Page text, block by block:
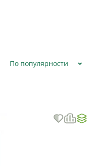
По популярности